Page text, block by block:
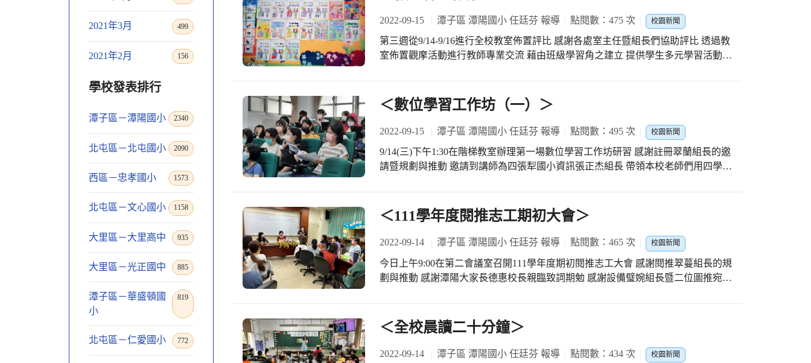
2021年3月 499
2021年2月 156
學校發表排行
潭子區－潭陽國小 2340
北屯區－北屯國小 2090
西區－忠孝國小 1573
北屯區－文心國小 1158
大里區－大里高中 935
大里區－光正國中 885
潭子區－華盛頓國
小
819
北屯區－仁愛國小 772
2022-09-15 潭子區 潭陽國小 任廷芬 報導 點閱數：475 次 校園新聞
第三週從9/14-9/16進行全校教室佈置評比 感謝各處室主任暨組長們協助評比 透過教
室佈置觀摩活動進行教師專業交流 藉由班級學習角之建立 提供學生多元學習活動
＜數位學習工作坊（一）＞
2022-09-15 潭子區 潭陽國小 任廷芬 報導 點閱數：495 次 校園新聞
9/14(三)下午1:30在階梯教室辦理第一場數位學習工作坊研習 感謝註冊翠蘭組長的邀
請暨規劃與推動 邀請到講師為四張犁國小資訊張正杰組長 帶領本校老師們用四學模
每位老師們學習興致皆很高昂 今日下午大家收穫良多滿載而歸
＜111學年度閱推志工期初大會＞
2022-09-14 潭子區 潭陽國小 任廷芬 報導 點閱數：465 次 校園新聞
今日上午9:00在第二會議室召開111學年度期初閱推志工大會 感謝閱推翠蔓組長的規
劃與推動 感謝潭陽大家長德惠校長親臨致詞期勉 感謝設備璧婉組長暨二位圖推宛儒
＜全校晨讀二十分鐘＞
2022-09-14 潭子區 潭陽國小 任廷芬 報導 點閱數：434 次 校園新聞